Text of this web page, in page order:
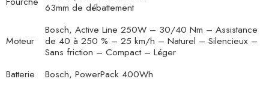
63mm de débattement
Moteur
Bosch, Active Line 250W – 30/40 Nm – Assistance
de 40 à 250 % – 25 km/h – Naturel – Silencieux –
Sans friction – Compact – Léger
Batterie
Bosch, PowerPack 400Wh